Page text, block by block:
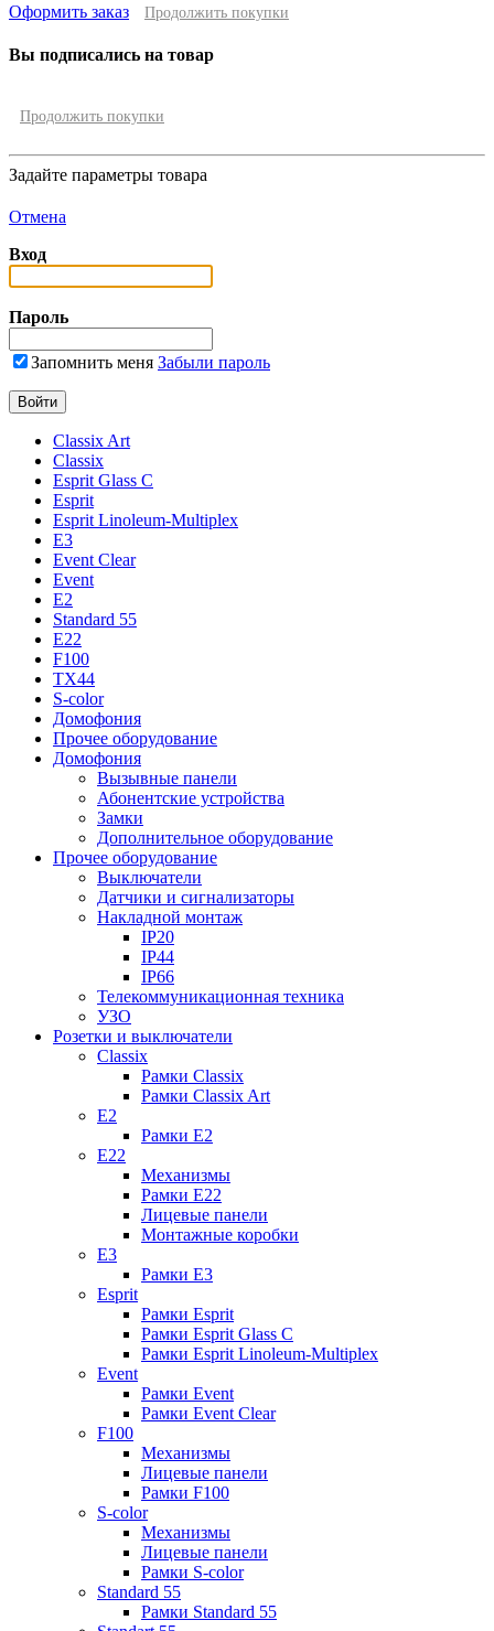
Оформить заказ Продолжить покупки
Вы подписались на товар
Продолжить покупки
Задайте параметры товара
Отмена
Вход
Пароль
Запомнить меня Забыли пароль
Classix Art
Classix
Esprit Glass C
Esprit
Esprit Linoleum-Multiplex
E3
Event Clear
Event
E2
Standard 55
E22
F100
TX44
S-color
Домофония
Прочее оборудование
Домофония
Вызывные панели
Абонентские устройства
Замки
Дополнительное оборудование
Прочее оборудование
Выключатели
Датчики и сигнализаторы
Накладной монтаж
IP20
IP44
IP66
Телекоммуникационная техника
УЗО
Розетки и выключатели
Classix
Рамки Classix
Рамки Classix Art
E2
Рамки E2
E22
Механизмы
Рамки E22
Лицевые панели
Монтажные коробки
E3
Рамки E3
Esprit
Рамки Esprit
Рамки Esprit Glass C
Рамки Esprit Linoleum-Multiplex
Event
Рамки Event
Рамки Event Clear
F100
Механизмы
Лицевые панели
Рамки F100
S-color
Механизмы
Лицевые панели
Рамки S-color
Standard 55
Рамки Standard 55